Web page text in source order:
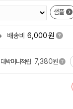
샘플
배송비 6,000원
대박머니적립 7,380원